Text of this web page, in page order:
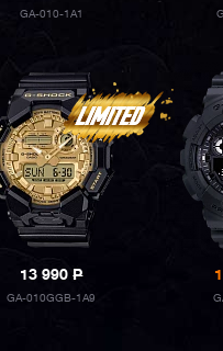
GA-010-1A1
13 990P
GA-010GGB-1A9